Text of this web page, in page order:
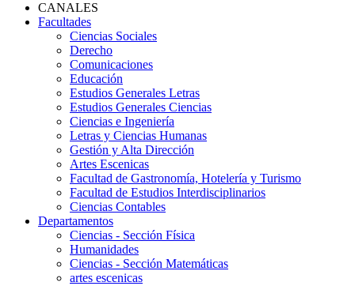
CANALES
Facultades
Ciencias Sociales
Derecho
Comunicaciones
Educación
Estudios Generales Letras
Estudios Generales Ciencias
Ciencias e Ingeniería
Letras y Ciencias Humanas
Gestión y Alta Dirección
Artes Escenicas
Facultad de Gastronomía, Hotelería y Turismo
Facultad de Estudios Interdisciplinarios
Ciencias Contables
Departamentos
Ciencias - Sección Física
Humanidades
Ciencias - Sección Matemáticas
artes escenicas